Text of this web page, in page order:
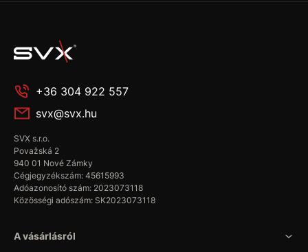
+36 304 922 557
svx@svx.hu
SVX s.r.o.
Považská 2
940 01 Nové Zámky
Cégjegyzékszám: 45615993
Adóazonosító szám: 2023073118
Közösségi adószám: SK2023073118
A vásárlásról